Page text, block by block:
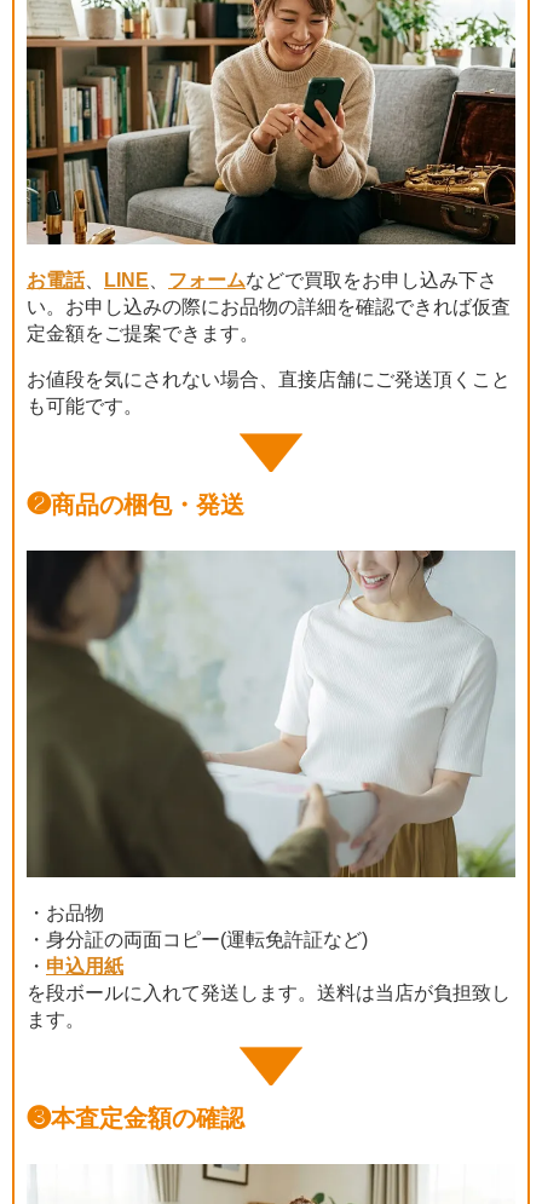
お電話、 LINE、 フォームなどで買取をお申し込み下さ
い。お申し込みの際にお品物の詳細を確認できれば仮査
定金額をご提案できます。
お値段を気にされない場合、直接店舗にご発送頂くこと
も可能です。
❷商品の梱包・発送
・お品物
・身分証の両面コピー(運転免許証など)
・ 申込用紙
を段ボールに入れて発送します。送料は当店が負担致し
ます。
❸本査定金額の確認